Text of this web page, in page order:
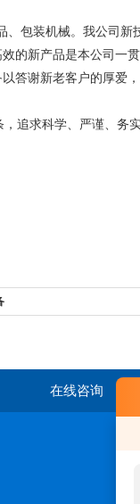
包装机械。我公司新
的新产品是本公司一
答谢新老客户的厚爱
追求科学、严谨、务实
在线咨询